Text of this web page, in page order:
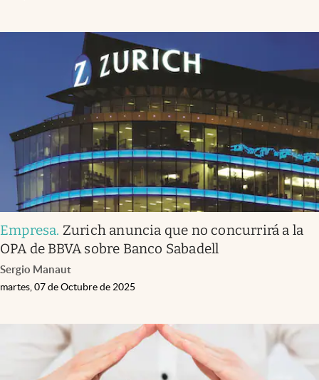
Empresa. Zurich anuncia que no concurrirá a la
OPA de BBVA sobre Banco Sabadell
Sergio Manaut
martes, 07 de Octubre de 2025